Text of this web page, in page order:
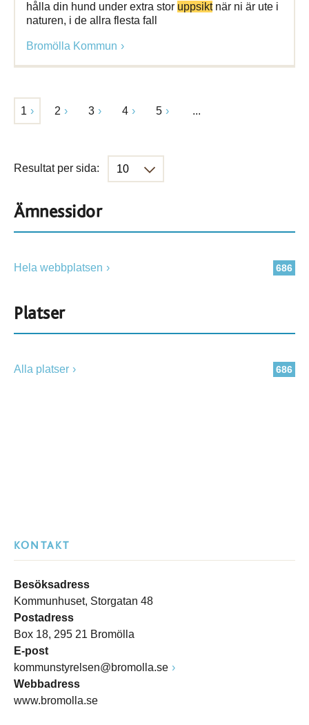
hålla din hund under extra stor uppsiktnär ni är ute i
naturen, i de allra flesta fall
Bromölla Kommun
1 2 3 4 5 ...
Resultat per sida:
Ämnessidor
686
Hela webbplatsen
Platser
686
Alla platser
KONTAKT
Besöksadress
Kommunhuset, Storgatan 48
Postadress
Box 18, 295 21 Bromölla
E-post
kommunstyrelsen@bromolla.se
Webbadress
www.bromolla.se